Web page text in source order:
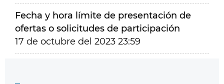
Fecha y hora límite de presentación de
ofertas o solicitudes de participación
17 de octubre del 2023 23:59